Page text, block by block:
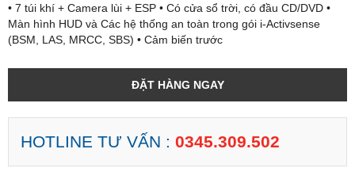
• 7 túi khí + Camera lùi + ESP • Có cửa sổ trời, có đầu CD/DVD •
Màn hình HUD và Các hệ thống an toàn trong gói i-Activsense
(BSM, LAS, MRCC, SBS) • Cảm biến trước
ĐẶT HÀNG NGAY
HOTLINE TƯ VẤN : 0345.309.502